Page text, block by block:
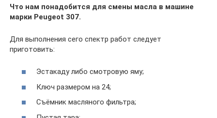
Что нам понадобится для смены масла в машине
марки Peugeot 307.
Для выполнения сего спектр работ следует
приготовить:
Эстакаду либо смотровую яму;
Ключ размером на 24;
Съёмник масляного фильтра;